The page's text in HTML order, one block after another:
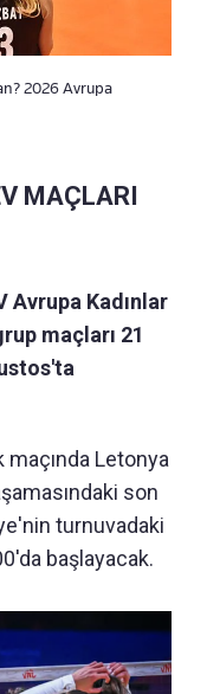
2026 Avrupa
MAÇLARI
Avrupa Kadınlar
maçları 21
maçında Letonya
son
turnuvadaki
başlayacak.